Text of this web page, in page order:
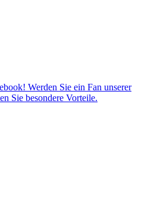
Werden Sie ein Fan unserer
Sie besondere Vorteile.